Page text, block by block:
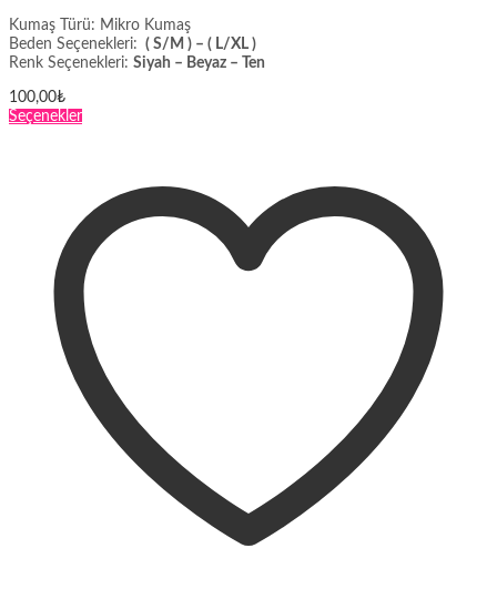
Kumaş Türü: Mikro Kumaş
Beden Seçenekleri: ( S/M ) – ( L/XL )
Renk Seçenekleri: Siyah – Beyaz – Ten
100,00₺
SeçeneklerBu
varyasyonu
var.
Seçenekler
ürün
sayfasından
seçilebilir